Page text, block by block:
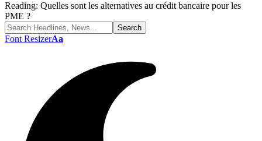
Reading: Quelles sont les alternatives au crédit bancaire pour les
PME ?
Font ResizerAa